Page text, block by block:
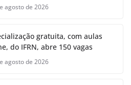
agosto de 2026
gratuita, com aulas
do IFRN, abre 150 vagas
agosto de 2026